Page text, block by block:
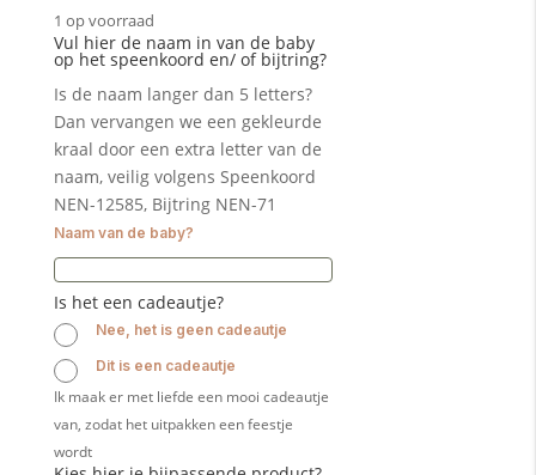
1 op voorraad
Vul hier de naam in van de baby
op het speenkoord en/ of bijtring?
Is de naam langer dan 5 letters?
Dan vervangen we een gekleurde
kraal door een extra letter van de
naam, veilig volgens Speenkoord
NEN-12585, Bijtring NEN-71
Naam van de baby?
Is het een cadeautje?
Nee, het is geen cadeautje
Dit is een cadeautje
Ik maak er met liefde een mooi cadeautje
van, zodat het uitpakken een feestje
wordt